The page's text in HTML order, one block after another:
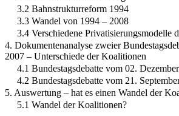
3.2 Bahnstrukturreform 1994
3.3 Wandel von 1994 – 2008
3.4 Verschiedene Privatisierungsmodelle
4. Dokumentenanalyse zweier
2007 – Unterschiede der Koalitionen
4.1 Bundestagsdebatte vom 02.
4.2 Bundestagsdebatte vom 21.
5. Auswertung – hat es einen Wandel der
5.1 Wandel der Koalitionen?